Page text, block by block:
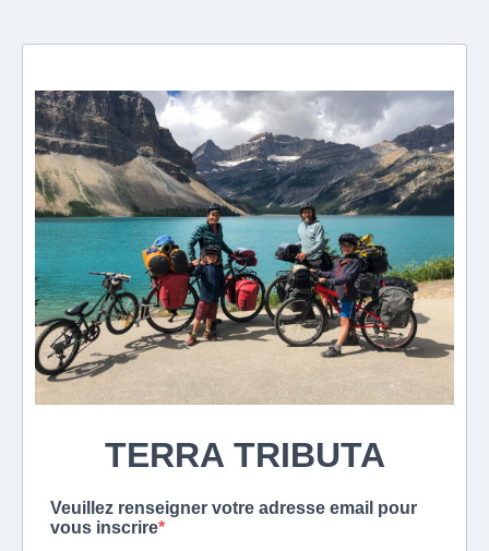
TERRA TRIBUTA
Veuillez renseigner votre adresse email pour
vous inscrire